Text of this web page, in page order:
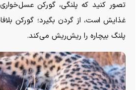
تصور کنید که پلنگی، گورکن
غذایش است، از گردن بگیرد؛ گورکن
پلنگ بیچاره را ریش‌ریش می‌کند.